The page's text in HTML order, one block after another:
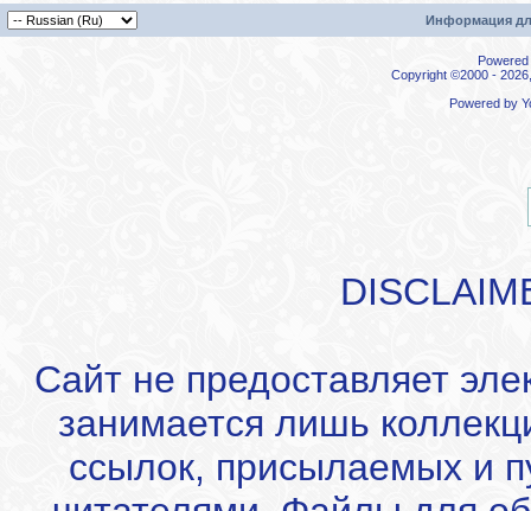
Информация
Copyright ©2000 -
Powered by
Сайт не предоставляет
занимается лишь
ссылок, присылаемых и